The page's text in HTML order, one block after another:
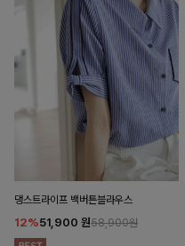
댕스트라이프 백버튼블라우스
12%51,900 원58,900원